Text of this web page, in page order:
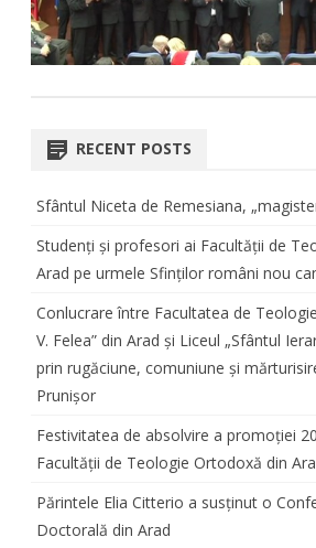
RECENT POSTS
Sfântul Niceta de Remesiana,
Studenți și profesori ai Facultății de
Arad pe urmele Sfinților români nou
Conlucrare între Facultatea de
V. Felea” din Arad și Liceul „Sfântul
prin rugăciune, comuniune și
Prunișor
Festivitatea de absolvire a promoției
Facultății de Teologie Ortodoxă din
Părintele Elia Citterio a susținut o
Doctorală din Arad